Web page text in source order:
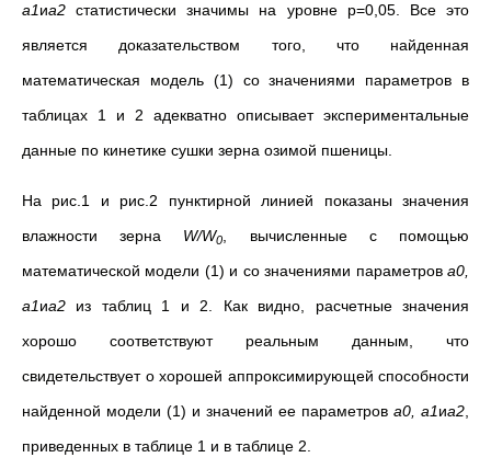
a1иa2статистически значимы на уровне р=0,05. Все это
является доказательством того, что найденная
математическая модель (1) со значениями параметров в
таблицах 1 и 2 адекватно описывает экспериментальные
данные по кинетике сушки зерна озимой пшеницы.
На рис.1 и рис.2 пунктирной линией показаны значения
влажности зерна W/W0
, вычисленные с помощью
математической модели (1) и со значениями параметров a0,
a1иa2 из таблиц 1 и 2. Как видно, расчетные значения
хорошо соответствуют реальным данным, что
свидетельствует о хорошей аппроксимирующей способности
найденной модели (1) и значений ее параметров a0, a1иa2
приведенных в таблице 1 и в таблице 2.